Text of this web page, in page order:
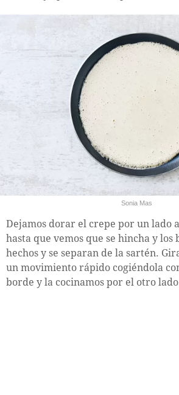
Sonia Mas
Dejamos dorar el crepe por un lado
hasta que vemos que se hincha y los
hechos y se separan de la sartén.
un movimiento rápido cogiéndola
borde y la cocinamos por el otro